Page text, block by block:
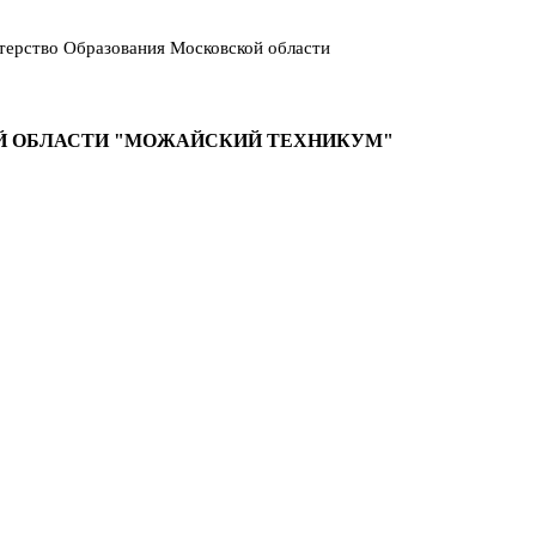
Образования Московской области
ОБЛАСТИ "МОЖАЙСКИЙ ТЕХНИКУМ"